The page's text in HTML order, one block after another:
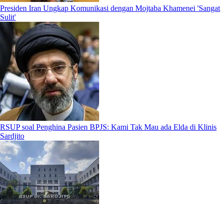
Presiden Iran Ungkap Komunikasi dengan Mojtaba Khamenei 'Sangat
Sulit'
RSUP soal Penghina Pasien BPJS: Kami Tak Mau ada Elda di Klinis
Sardjito